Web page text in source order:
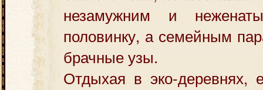
незамужним и
половинку, а семейным
брачные узы.
Отдыхая в эко-деревнях,